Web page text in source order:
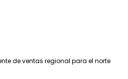
de ventas regional para el norte